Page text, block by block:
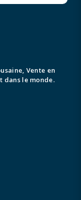
Vente en
dans le monde.